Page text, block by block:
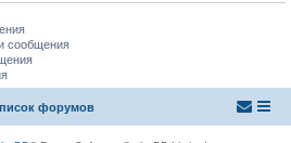
сообщения
форумов